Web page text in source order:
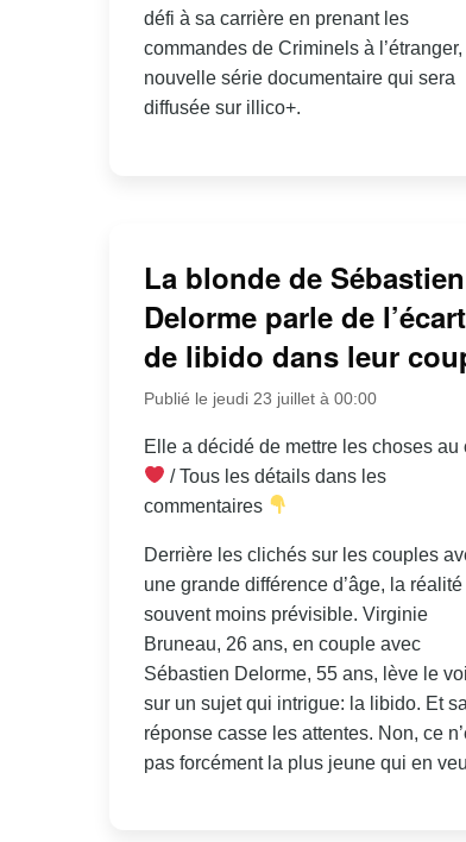
défi à sa carrière en prenant les
commandes de Criminels à
nouvelle série documentaire qui sera
diffusée sur illico+.
La blonde de Sébastien
Delorme parle de l’écart
de libido dans leur
Publié le jeudi 23 juillet à 00:00
Elle a décidé de mettre les choses au
/ Tous les détails dans les
commentaires
Derrière les clichés sur les couples
une grande différence d’âge, la réalité
souvent moins prévisible. Virginie
Bruneau, 26 ans, en couple avec
Sébastien Delorme, 55 ans, lève le
sur un sujet qui intrigue: la libido. Et sa
réponse casse les attentes. Non, ce
pas forcément la plus jeune qui en